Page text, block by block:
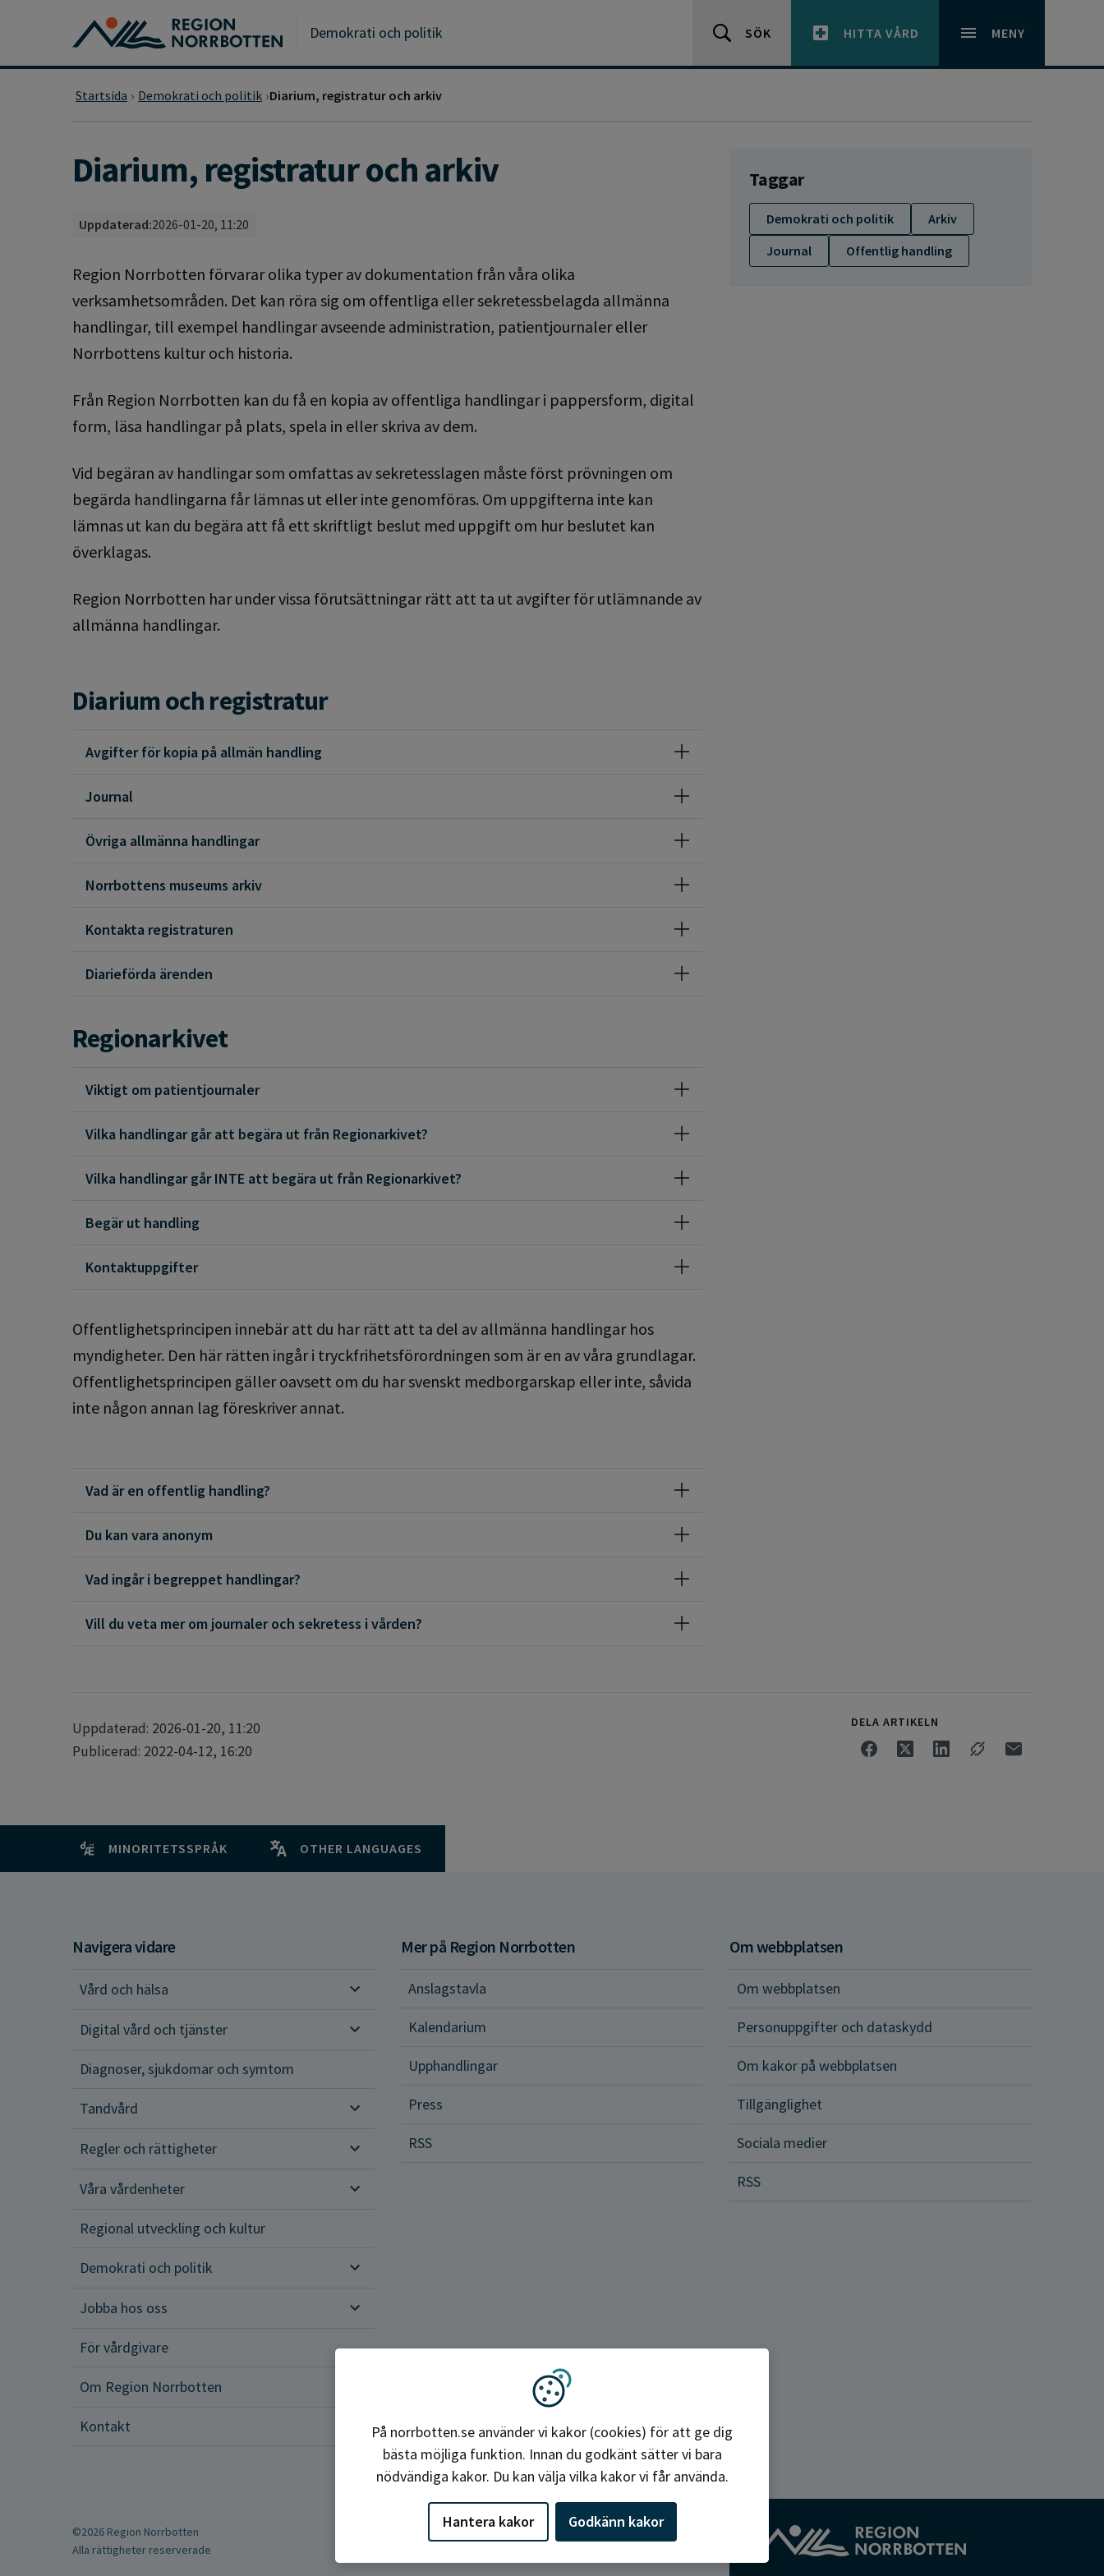
Gå till huvudmeny
Gå till övergripande innehåll
Demokrati och politik SÖK HITTA VÅRD MENY
Startsida Demokrati och politik Diarium, registratur och arkiv
Diarium, registratur och arkiv
Uppdaterad:2026-01-20, 11:20
Region Norrbotten förvarar olika typer av dokumentation från våra olika
verksamhetsområden. Det kan röra sig om offentliga eller sekretessbelagda allmänna
handlingar, till exempel handlingar avseende administration, patientjournaler eller
Norrbottens kultur och historia.
Från Region Norrbotten kan du få en kopia av offentliga handlingar i pappersform, digital
form, läsa handlingar på plats, spela in eller skriva av dem.
Vid begäran av handlingar som omfattas av sekretesslagen måste först prövningen om
begärda handlingarna får lämnas ut eller inte genomföras. Om uppgifterna inte kan
lämnas ut kan du begära att få ett skriftligt beslut med uppgift om hur beslutet kan
överklagas.
Region Norrbotten har under vissa förutsättningar rätt att ta ut avgifter för utlämnande av
allmänna handlingar.
Diarium och registratur
Avgifter för kopia på allmän handling
Journal
Övriga allmänna handlingar
Norrbottens museums arkiv
Kontakta registraturen
Diarieförda ärenden
Regionarkivet
Viktigt om patientjournaler
Vilka handlingar går att begära ut från Regionarkivet?
Vilka handlingar går INTE att begära ut från Regionarkivet?
Begär ut handling
Kontaktuppgifter
Offentlighetsprincipen innebär att du har rätt att ta del av allmänna handlingar hos
myndigheter. Den här rätten ingår i tryckfrihetsförordningen som är en av våra grundlagar.
Offentlighetsprincipen gäller oavsett om du har svenskt medborgarskap eller inte, såvida
inte någon annan lag föreskriver annat.
Vad är en offentlig handling?
Du kan vara anonym
Vad ingår i begreppet handlingar?
Vill du veta mer om journaler och sekretess i vården?
Taggar
Demokrati och politik
Arkiv
Journal
Offentlig handling
Uppdaterad: 2026-01-20, 11:20
Publicerad: 2022-04-12, 16:20
DELA ARTIKELN
MINORITETSSPRÅK OTHER LANGUAGES
Navigera vidare
Vård och hälsa
Vård och hälsa
Digital vård och tjänster
Diagnoser, sjukdomar och symtom
Tandvård
Regler och rättigheter
Regler och rättigheter
Våra vårdenheter
Regional utveckling och kultur
Demokrati och politik
Jobba hos oss
För vårdgivare
Om Region Norrbotten
Kontakt
Mer på Region Norrbotten
Anslagstavla
Kalendarium
Upphandlingar
Press
RSS
Om webbplatsen
Om webbplatsen
Personuppgifter och dataskydd
Om kakor på webbplatsen
Tillgänglighet
Sociala medier
RSS
©2026 Region Norrbotten
Alla rättigheter reserverade
Vi använder kakor
På norrbotten.se använder vi kakor (cookies) för att ge dig
bästa möjliga funktion. Innan du godkänt sätter vi bara
nödvändiga kakor. Du kan välja vilka kakor vi får använda.
Hantera kakor Godkänn kakor